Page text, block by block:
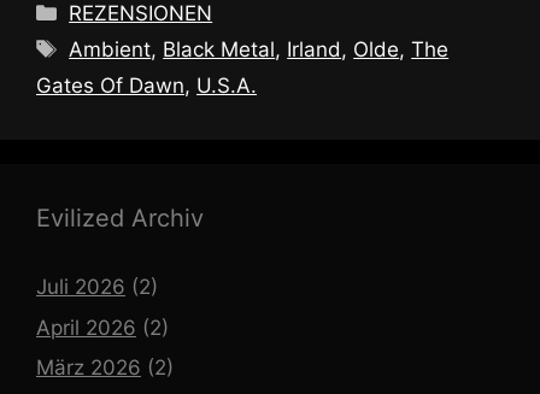
Kategorien
REZENSIONEN
Schlagwörter
Ambient, Black Metal, Irland, Olde,The
Gates Of Dawn, U.S.A.
Evilized Archiv
Juli 2026 (2)
April 2026 (2)
März 2026 (2)